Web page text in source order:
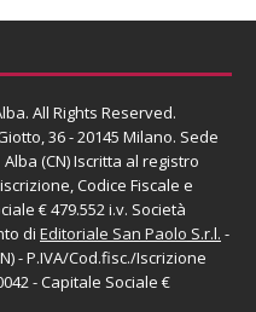
All Rights Reserved.
36 - 20145 Milano. Sede
(CN) Iscritta al registro
Codice Fiscale e
€ 479.552 i.v. Società
di Editoriale San Paolo S.r.l. -
- P.IVA/Cod.fisc./Iscrizione
- Capitale Sociale €